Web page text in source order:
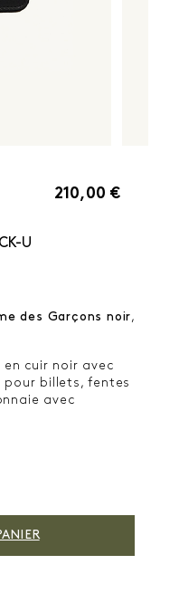
U
210,00 €
des Garçons noir,
cuir noir avec
billets, fentes
avec